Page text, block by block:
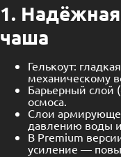
1.
чаша
Гелькоут:
механическому
Барьерный слой
осмоса.
Слои
давлению воды и
В Premium
усиление —